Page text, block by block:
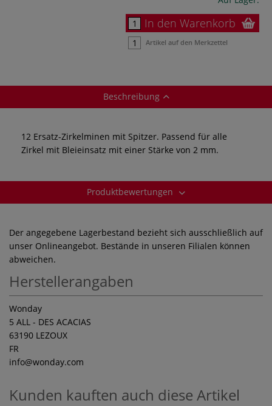
In den Warenkorb
Artikel auf den Merkzettel
Beschreibung
12 Ersatz-Zirkelminen mit Spitzer. Passend für alle
Zirkel mit Bleieinsatz mit einer Stärke von 2 mm.
Produktbewertungen
Der angegebene Lagerbestand bezieht sich ausschließlich auf
unser Onlineangebot. Bestände in unseren Filialen können
abweichen.
Herstellerangaben
Wonday
5 ALL - DES ACACIAS
63190 LEZOUX
FR
info@wonday.com
Kunden kauften auch diese Artikel